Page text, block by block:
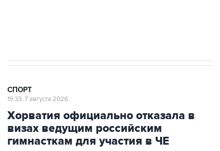
СПОРТ
19:33, 7 августа 2026
Хорватия официально отказала в
визах ведущим российским
гимнасткам для участия в ЧЕ